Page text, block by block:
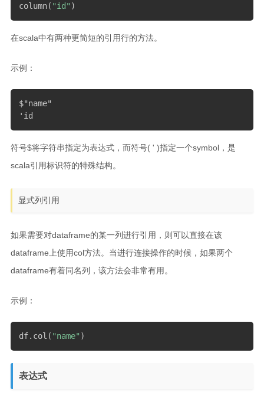
column( "id" )
在scala中有两种更简短的引用行的方法。
示例：
$"name"
'id
符号$将字符串指定为表达式，而符号( ' )指定一个symbol，是
scala引用标识符的特殊结构。
显式列引用
如果需要对dataframe的某一列进行引用，则可以直接在该
dataframe上使用col方法。当进行连接操作的时候，如果两个
dataframe有着同名列，该方法会非常有用。
示例：
df. col ( "name" )
表达式